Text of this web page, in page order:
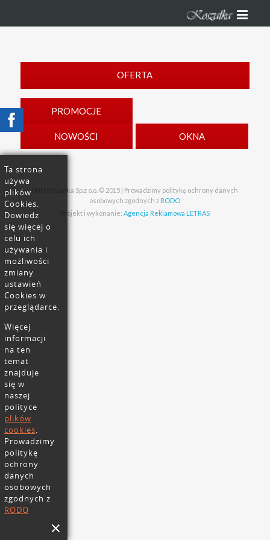
OFERTA
PROMOCJE
NOWOŚCI OKNA
PHU Koszałka Sp.z o.o. © 2015 | Prowadzimy politykę ochrony danych
osobowych zgodnych z RODO
Projekt i wykonanie: Agencja Reklamowa LETRAS
Ta strona
używa
plików
Cookies.
Dowiedz
się więcej o
celu ich
używania i
możliwości
zmiany
ustawień
Cookies w
przeglądarce.
Więcej
informacji
na ten
temat
znajduje
się w
naszej
polityce
plików
cookies.
Prowadzimy
politykę
ochrony
danych
osobowych
zgodnych z
RODO